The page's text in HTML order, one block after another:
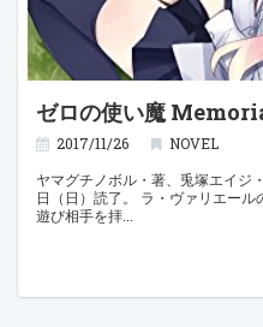
ゼロの使い魔
2017/11/26
NOVEL
ヤマグチノボル・著、兎塚エイジ
日（日）読了。 ラ・ヴァリエー
遊び相手を拝